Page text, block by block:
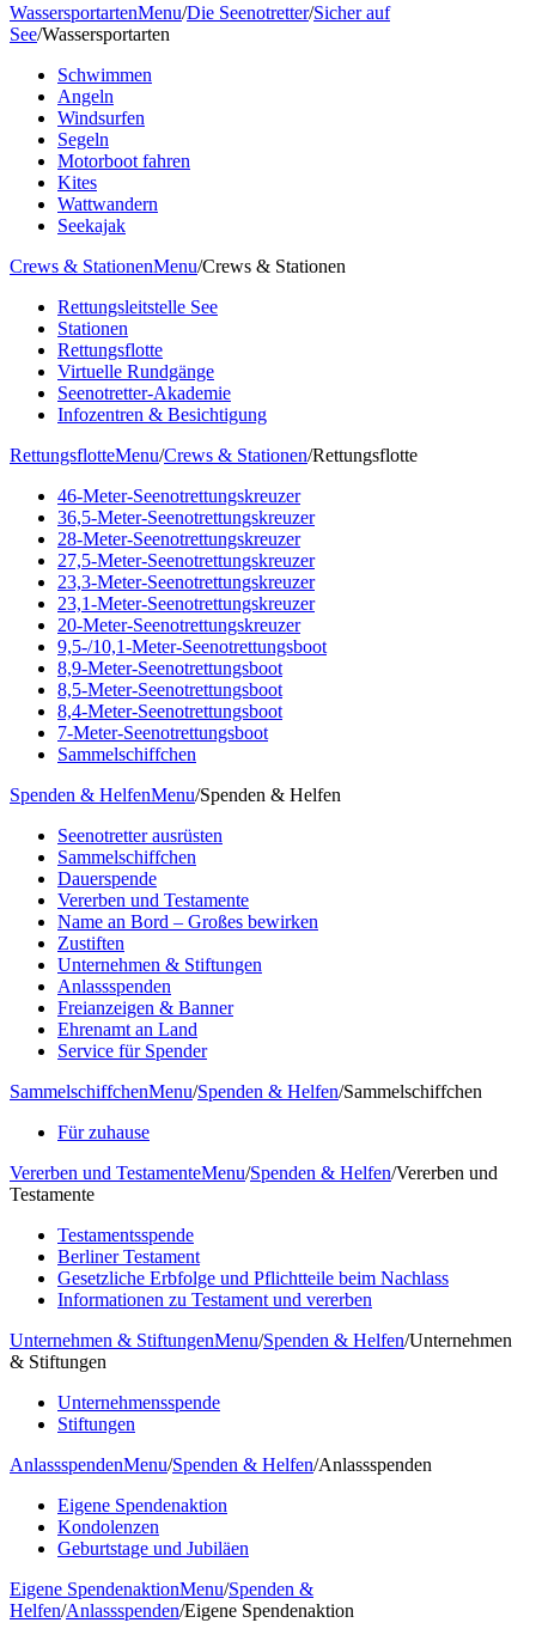
WassersportartenMenu/Die Seenotretter/Sicher auf
See/Wassersportarten
Schwimmen
Angeln
Windsurfen
Segeln
Motorboot fahren
Kites
Wattwandern
Seekajak
Crews & StationenMenu/Crews & Stationen
Rettungsleitstelle See
Stationen
Rettungsflotte
Virtuelle Rundgänge
Seenotretter-Akademie
Infozentren & Besichtigung
RettungsflotteMenu/Crews & Stationen/Rettungsflotte
46-Meter-Seenotrettungskreuzer
36,5-Meter-Seenotrettungskreuzer
28-Meter-Seenotrettungskreuzer
27,5-Meter-Seenotrettungskreuzer
23,3-Meter-Seenotrettungskreuzer
23,1-Meter-Seenotrettungskreuzer
20-Meter-Seenotrettungskreuzer
9,5-/10,1-Meter-Seenotrettungsboot
8,9-Meter-Seenotrettungsboot
8,5-Meter-Seenotrettungsboot
8,4-Meter-Seenotrettungsboot
7-Meter-Seenotrettungsboot
Sammelschiffchen
Spenden & HelfenMenu/Spenden & Helfen
Seenotretter ausrüsten
Sammelschiffchen
Dauerspende
Vererben und Testamente
Name an Bord – Großes bewirken
Zustiften
Unternehmen & Stiftungen
Anlassspenden
Freianzeigen & Banner
Ehrenamt an Land
Service für Spender
SammelschiffchenMenu/Spenden & Helfen/Sammelschiffchen
Für zuhause
Vererben und TestamenteMenu/Spenden & Helfen/Vererben und
Testamente
Testamentsspende
Berliner Testament
Gesetzliche Erbfolge und Pflichtteile beim Nachlass
Informationen zu Testament und vererben
Unternehmen & StiftungenMenu/Spenden & Helfen/Unternehmen
& Stiftungen
Unternehmensspende
Stiftungen
AnlassspendenMenu/Spenden & Helfen/Anlassspenden
Eigene Spendenaktion
Kondolenzen
Geburtstage und Jubiläen
Eigene SpendenaktionMenu/Spenden &
Helfen/Anlassspenden/Eigene Spendenaktion